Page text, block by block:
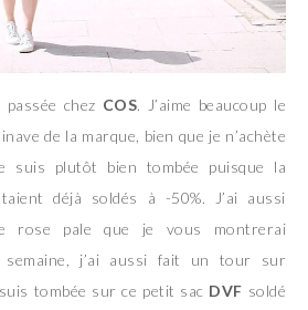
chez COS. J’aime beaucoup le
de la marque, bien que je n’achète
suis plutôt bien tombée puisque la
déjà soldés à -50%. J’ai aussi
rose pale que je vous montrerai
semaine, j’ai aussi fait un tour sur
tombée sur ce petit sac DVF soldé